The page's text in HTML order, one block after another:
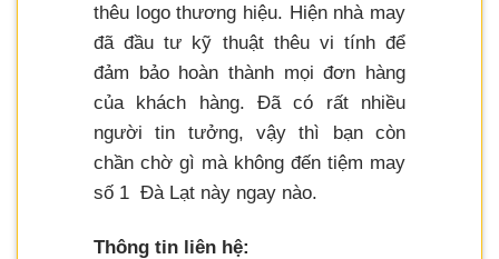
thêu logo thương hiệu. Hiện nhà may
đã đầu tư kỹ thuật thêu vi tính để
đảm bảo hoàn thành mọi đơn hàng
của khách hàng. Đã có rất nhiều
người tin tưởng, vậy thì bạn còn
chần chờ gì mà không đến tiệm may
số 1 Đà Lạt này ngay nào.
Thông tin liên hệ: